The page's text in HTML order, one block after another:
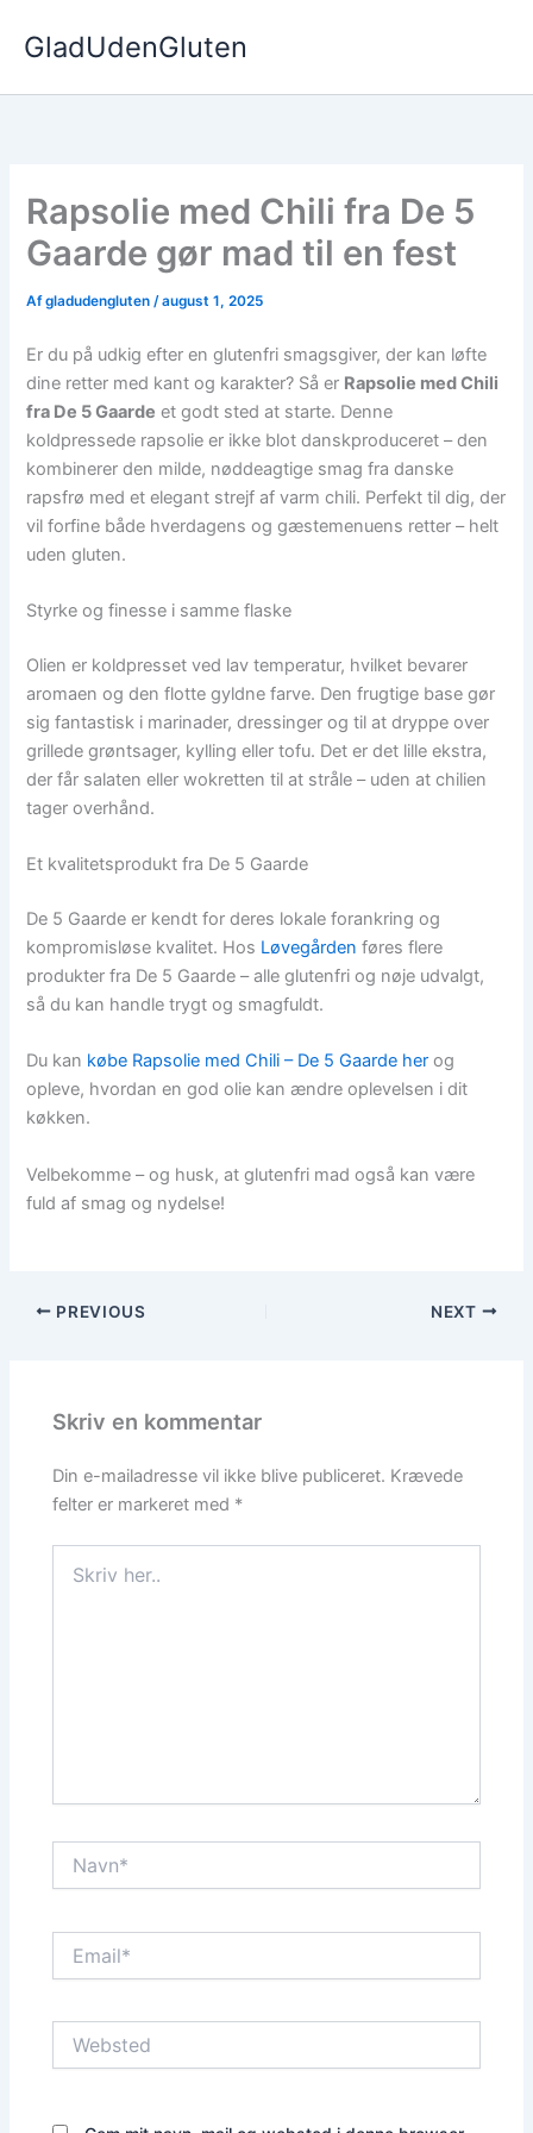
GladUdenGluten
Rapsolie med Chili fra De 5
Gaarde gør mad til en fest
Afgladudengluten/august 1, 2025
Er du på udkig efter en glutenfri smagsgiver, der kan løfte
dine retter med kant og karakter? Så er Rapsolie med Chili
fra De 5 Gaarde et godt sted at starte. Denne
koldpressede rapsolie er ikke blot danskproduceret – den
kombinerer den milde, nøddeagtige smag fra danske
rapsfrø med et elegant strejf af varm chili. Perfekt til dig, der
vil forfine både hverdagens og gæstemenuens retter – helt
uden gluten.
Styrke og finesse i samme flaske
Olien er koldpresset ved lav temperatur, hvilket bevarer
aromaen og den flotte gyldne farve. Den frugtige base gør
sig fantastisk i marinader, dressinger og til at dryppe over
grillede grøntsager, kylling eller tofu. Det er det lille ekstra,
der får salaten eller wokretten til at stråle – uden at chilien
tager overhånd.
Et kvalitetsprodukt fra De 5 Gaarde
De 5 Gaarde er kendt for deres lokale forankring og
kompromisløse kvalitet. Hos Løvegården føres flere
produkter fra De 5 Gaarde – alle glutenfri og nøje udvalgt,
så du kan handle trygt og smagfuldt.
Du kan købe Rapsolie med Chili – De 5 Gaarde her og
opleve, hvordan en god olie kan ændre oplevelsen i dit
køkken.
Velbekomme – og husk, at glutenfri mad også kan være
fuld af smag og nydelse!
PREVIOUS NEXT
Skriv en kommentar
Din e-mailadresse vil ikke blive publiceret. Krævede
felter er markeret med *
her..